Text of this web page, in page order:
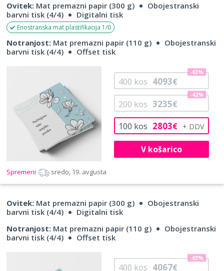
Ovitek: Mat premazni papir (300 g)
Obojestranski
barvni tisk (4/4)
Digitalni tisk
Enostranska mat plastifikacija 1/0
Notranjost: Mat premazni papir (110 g)
Obojestranski
barvni tisk (4/4)
Offset tisk
100 kos 2803€
200 kos 3235€
-42%
400 kos 4093€
-63%
V košarico
Spremeni sredo, 19. avgusta
Ovitek: Mat premazni papir (300 g)
Obojestranski
barvni tisk (4/4)
Digitalni tisk
Notranjost: Mat premazni papir (110 g)
Obojestranski
barvni tisk (4/4)
Offset tisk
400 kos 4067€
-63%